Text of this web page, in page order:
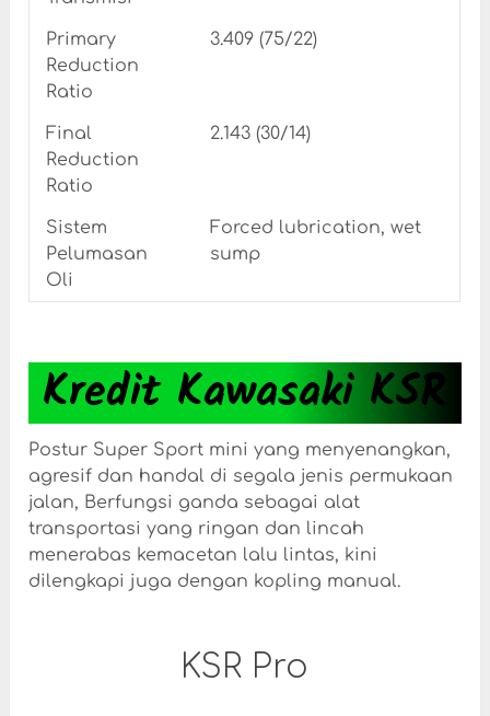
Primary
Reduction
Ratio
3.409 (75/22)
Final
Reduction
Ratio
2.143 (30/14)
Sistem
Pelumasan
Oli
Forced lubrication, wet
sump
Kredit Kawasaki KSR
Postur Super Sport mini yang menyenangkan,
agresif dan handal di segala jenis permukaan
jalan, Berfungsi ganda sebagai alat
transportasi yang ringan dan lincah
menerabas kemacetan lalu lintas, kini
dilengkapi juga dengan kopling manual.
KSR Pro